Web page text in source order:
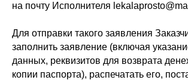
на почту Исполнителя
Для отправки такого заявления
заполнить заявление (включая
данных, реквизитов для возврата
копии паспорта), распечатать его,